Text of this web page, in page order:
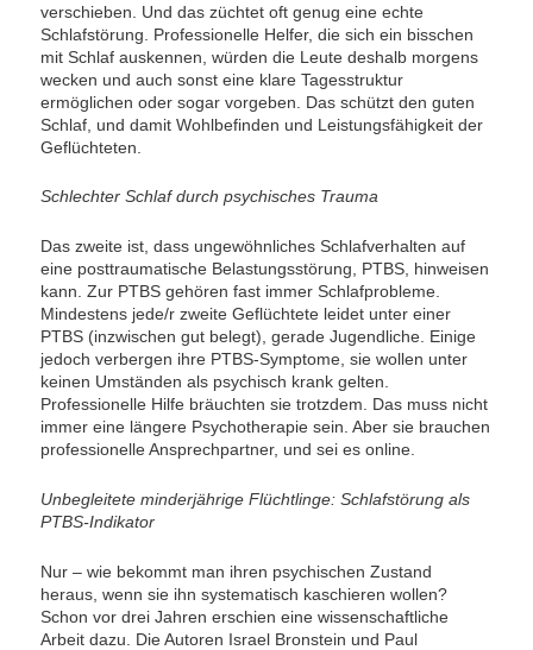
verschieben. Und das züchtet oft genug eine echte
Schlafstörung. Professionelle Helfer, die sich ein bisschen
mit Schlaf auskennen, würden die Leute deshalb morgens
wecken und auch sonst eine klare Tagesstruktur
ermöglichen oder sogar vorgeben. Das schützt den guten
Schlaf, und damit Wohlbefinden und Leistungsfähigkeit der
Geflüchteten.
Schlechter Schlaf durch psychisches Trauma
Das zweite ist, dass ungewöhnliches Schlafverhalten auf
eine posttraumatische Belastungsstörung, PTBS, hinweisen
kann. Zur PTBS gehören fast immer Schlafprobleme.
Mindestens jede/r zweite Geflüchtete leidet unter einer
PTBS (inzwischen gut belegt), gerade Jugendliche. Einige
jedoch verbergen ihre PTBS-Symptome, sie wollen unter
keinen Umständen als psychisch krank gelten.
Professionelle Hilfe bräuchten sie trotzdem. Das muss nicht
immer eine längere Psychotherapie sein. Aber sie brauchen
professionelle Ansprechpartner, und sei es online.
Unbegleitete minderjährige Flüchtlinge: Schlafstörung als
PTBS-Indikator
Nur – wie bekommt man ihren psychischen Zustand
heraus, wenn sie ihn systematisch kaschieren wollen?
Schon vor drei Jahren erschien eine wissenschaftliche
Arbeit dazu. Die Autoren Israel Bronstein und Paul